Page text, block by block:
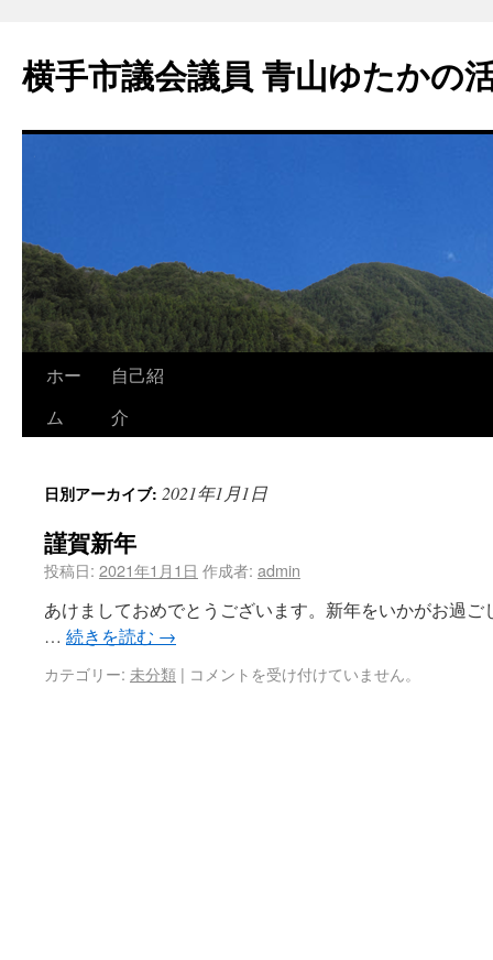
横手市議会議員 青山ゆたかの
ホー
ム
自己紹
介
日別アーカイブ: 2021年1月1日
謹賀新年
投稿日: 2021年1月1日 作成者: admin
あけましておめでとうございます。新年をいかがお過
… 続きを読む →
カテゴリー: 未分類 | コメントを受け付けていません。